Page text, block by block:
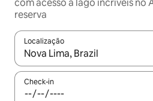
com acesso a lago incríveis no
reserva
Localização
Quando os resultados
Check-in